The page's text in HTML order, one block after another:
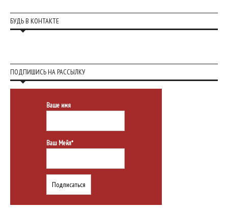
БУДЬ В КОНТАКТЕ
ПОДПИШИСЬ НА РАССЫЛКУ
Ваше имя
Ваш Мейл*